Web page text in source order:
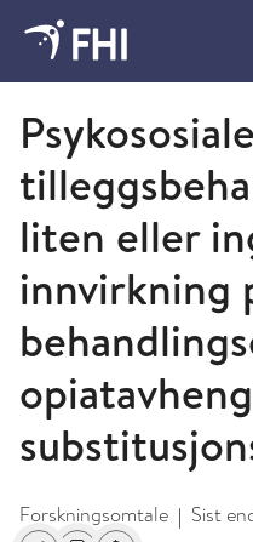
2012 - publikasjoner fra
Psykososiale
liten eller
innvirkning
Forskningsomtale | Sist